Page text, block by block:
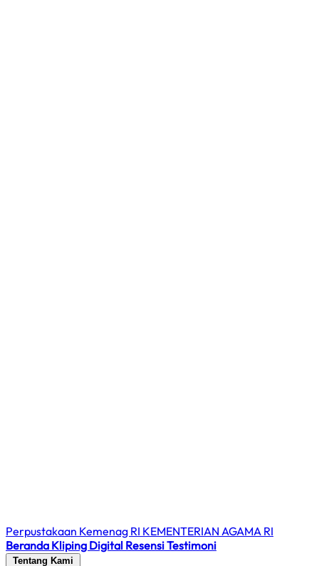
Perpustakaan Kemenag RI KEMENTERIAN AGAMA RI
Beranda Kliping Digital ResensiTestimoni
Tentang Kami